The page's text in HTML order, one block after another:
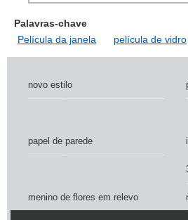
Palavras-chave
Película da janela
película de vidro
novo estilo
papel de parede
menino de flores em relevo